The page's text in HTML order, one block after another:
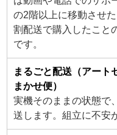
の2階以上に移動させ
割配送で購入したこと
です。
まるごと配送（アー
まかせ便）
実機そのままの状態で
送します。組立に不安